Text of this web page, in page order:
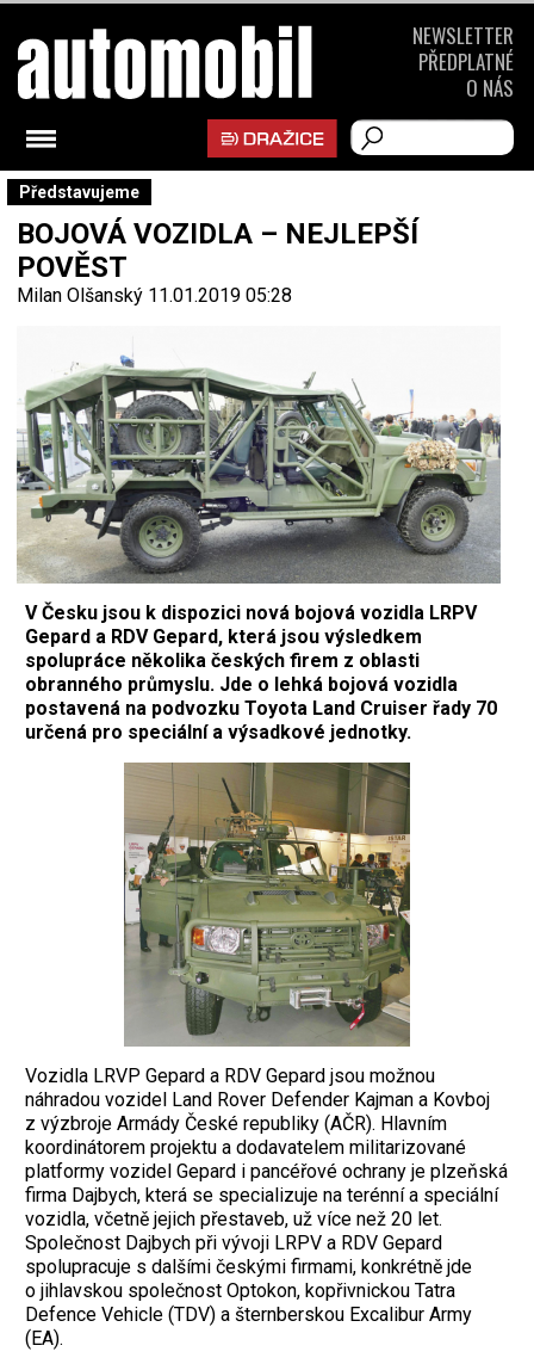
Představujeme
BOJOVÁ VOZIDLA – NEJLEPŠÍ
POVĚST
Milan Olšanský 11.01.2019 05:28
V Česku jsou k dispozici nová bojová vozidla LRPV
Gepard a RDV Gepard, která jsou výsledkem
spolupráce několika českých firem z oblasti
obranného průmyslu. Jde o lehká bojová vozidla
postavená na podvozku Toyota Land Cruiser řady 70
určená pro speciální a výsadkové jednotky.
Vozidla LRVP Gepard a RDV Gepard jsou možnou
náhradou vozidel Land Rover Defender Kajman a Kovboj
z výzbroje Armády České republiky (AČR). Hlavním
koordinátorem projektu a dodavatelem militarizované
platformy vozidel Gepard i pancéřové ochrany je plzeňská
firma Dajbych, která se specializuje na terénní a speciální
vozidla, včetně jejich přestaveb, už více než 20 let.
Společnost Dajbych při vývoji LRPV a RDV Gepard
spolupracuje s dalšími českými firmami, konkrétně jde
o jihlavskou společnost Optokon, kopřivnickou Tatra
Defence Vehicle (TDV) a šternberskou Excalibur Army
(EA).
NEWSLETTER
PŘEDPLATNÉ
O NÁS